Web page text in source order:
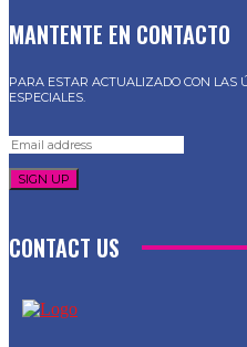
MANTENTE EN CONTACTO
PARA ESTAR ACTUALIZADO CON LAS
ESPECIALES.
SIGN UP
CONTACT US